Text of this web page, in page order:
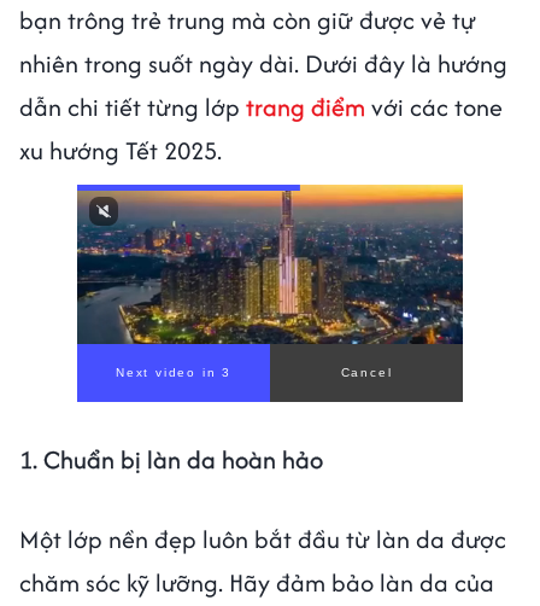
bạn trông trẻ trung mà còn giữ được vẻ tự
nhiên trong suốt ngày dài. Dưới đây là hướng
dẫn chi tiết từng lớp trang điểm với các tone
xu hướng Tết 2025.
1. Chuẩn bị làn da hoàn hảo
Một lớp nền đẹp luôn bắt đầu từ làn da được
chăm sóc kỹ lưỡng. Hãy đảm bảo làn da của